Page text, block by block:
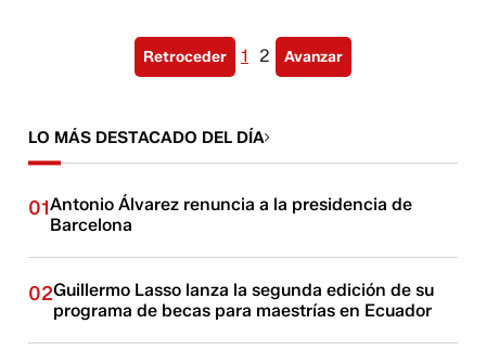
Retroceder 1 2 Avanzar
LO MÁS DESTACADO DEL DÍA
01Antonio Álvarez renuncia a la presidencia de
Barcelona
02Guillermo Lasso lanza la segunda edición de su
programa de becas para maestrías en Ecuador